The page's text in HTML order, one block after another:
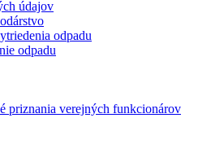
údajov
odpadu
odpadu
priznania verejných funkcionárov